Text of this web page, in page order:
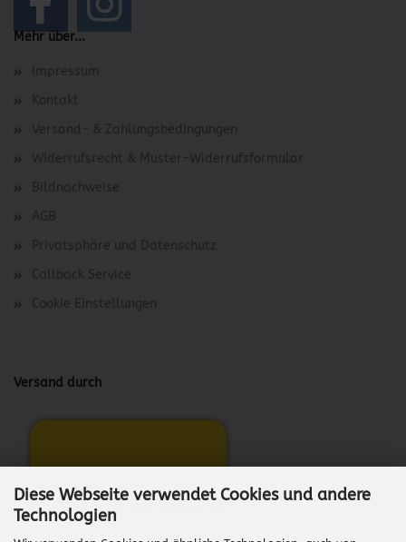
Diese Webseite verwendet Cookies und andere
Technologien
Mehr über...
Impressum
Kontakt
Versand- & Zahlungsbedingungen
Widerrufsrecht & Muster-Widerrufsformular
Bildnachweise
AGB
Privatsphäre und Datenschutz
Callback Service
Cookie Einstellungen
Versand durch